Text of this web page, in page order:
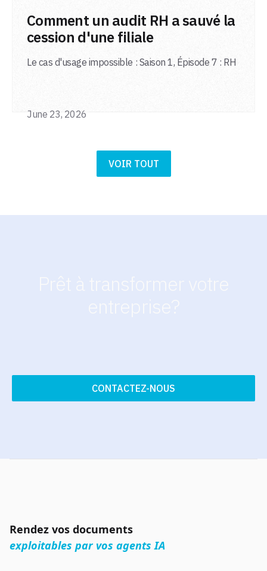
VOIR TOUT
Comment un audit RH a sauvé la
cession d'une filiale
Le cas d'usage impossible : Saison 1, Épisode 7 : RH
June 23, 2026
CONTACTEZ-NOUS
Rendez vos documents
exploitables par vos agents IA